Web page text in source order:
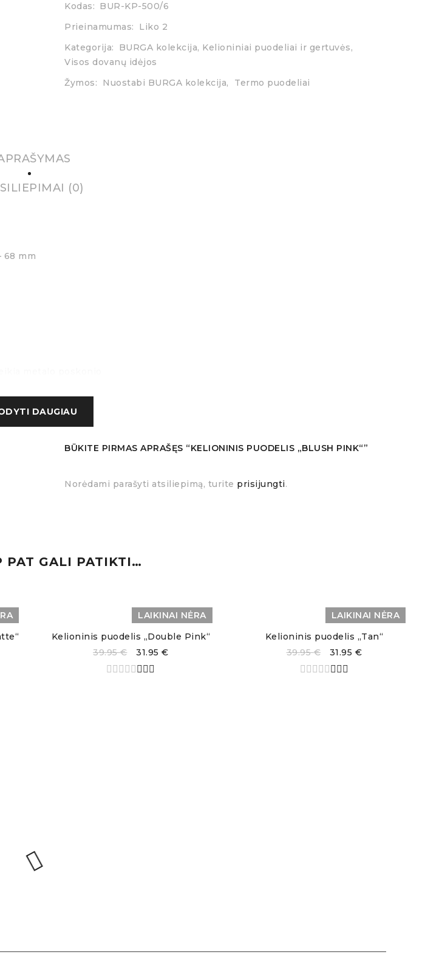
Kodas: BUR-KP-500/6
Prieinamumas:
Liko 2
Kategorija:
BURGA kolekcija, Kelioniniai puodeliai ir gertuvės,
Visos dovanų idėjos
Žymos:
Nuostabi BURGA kolekcija, Termo puodeliai
(0)
68 mm
rekomenduojama plauti rankomis, kad būtų išsaugomi dažai
DAUGIAU
BŪKITE PIRMAS APRAŠĘS “KELIONINIS PUODELIS „BLUSH PINK“”
Norėdami parašyti atsiliepimą, turite prisijungti.
PAT GALI PATIKTI…
LAIKINAI NĖRA
Kelioninis puodelis „Double Pink“
39.95€ 31.95 €
LAIKINAI NĖRA
Kelioninis puodelis „Tan“
39.95€ 31.95 €